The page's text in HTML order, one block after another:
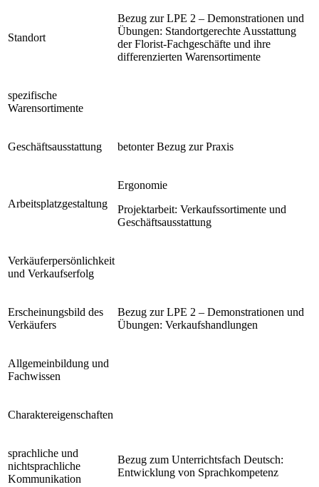
Standort
Bezug zur LPE 2 – Demonstrationen und
Übungen: Standortgerechte Ausstattung
der Florist-Fachgeschäfte und ihre
differenzierten Warensortimente
spezifische
Warensortimente
Geschäftsausstattung betonter Bezug zur Praxis
Arbeitsplatzgestaltung
Ergonomie
Projektarbeit: Verkaufssortimente und
Geschäftsausstattung
Verkäuferpersönlichkeit
und Verkaufserfolg
Erscheinungsbild des
Verkäufers
Bezug zur LPE 2 – Demonstrationen und
Übungen: Verkaufshandlungen
Allgemeinbildung und
Fachwissen
Charaktereigenschaften
sprachliche und
nichtsprachliche
Kommunikation
Bezug zum Unterrichtsfach Deutsch:
Entwicklung von Sprachkompetenz